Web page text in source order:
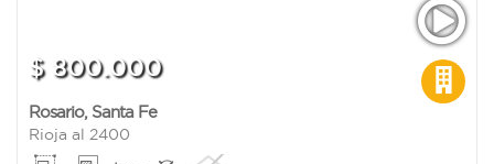
$ 800.000
Rosario, Santa Fe
Rioja al 2400